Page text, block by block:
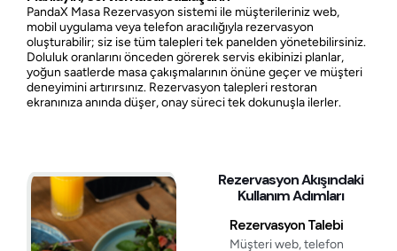
PandaX Masa Rezervasyon sistemi ile müşterileriniz web,
mobil uygulama veya telefon aracılığıyla rezervasyon
oluşturabilir; siz ise tüm talepleri tek panelden yönetebilirsiniz.
Doluluk oranlarını önceden görerek servis ekibinizi planlar,
yoğun saatlerde masa çakışmalarının önüne geçer ve müşteri
deneyimini artırırsınız. Rezervasyon talepleri restoran
ekranınıza anında düşer, onay süreci tek dokunuşla ilerler.
Rezervasyon Akışındaki
Kullanım Adımları
Rezervasyon Talebi
Müşteri web, telefon